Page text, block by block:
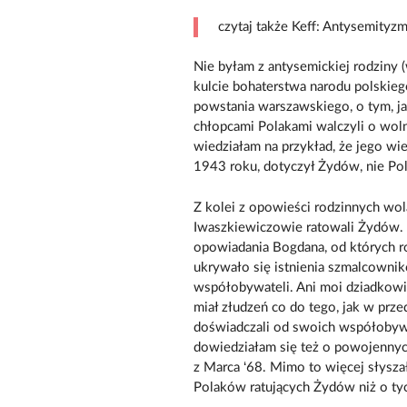
czytaj także Keff:
Nie byłam z antysemickiej rodziny
kulcie bohaterstwa narodu
powstania warszawskiego, o tym,
chłopcami Polakami walczyli o
wiedziałam na przykład, że jego
1943 roku, dotyczył Żydów, nie
Z kolei z opowieści rodzinnych
Iwaszkiewiczowie ratowali Żydów.
opowiadania Bogdana, od których
ukrywało się istnienia
współobywateli. Ani moi
miał złudzeń co do tego, jak w
doświadczali od swoich
dowiedziałam się też o
z Marca ‘68. Mimo to więcej
Polaków ratujących Żydów niż o